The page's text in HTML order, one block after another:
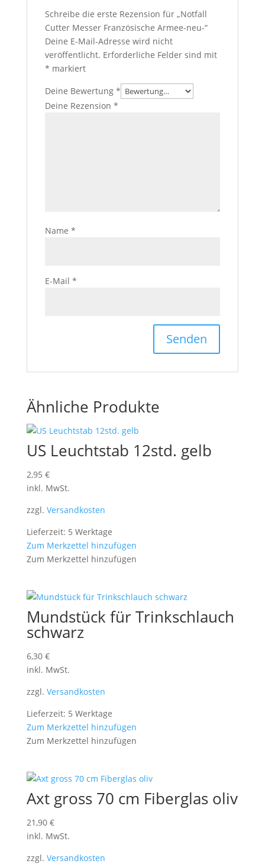
Schreibe die erste Rezension für „Notfall
Cutter Messer Französische Armee-neu-“
Deine E-Mail-Adresse wird nicht
veröffentlicht. Erforderliche Felder sind mit
* markiert
Deine Bewertung *
Deine Rezension *
Name *
E-Mail *
Ähnliche Produkte
US Leuchtstab 12std. gelb
2,95 €
inkl. MwSt.
zzgl. Versandkosten
Lieferzeit: 5 Werktage
Zum Merkzettel hinzufügen
Zum Merkzettel hinzufügen
Mundstück für Trinkschlauch
schwarz
6,30 €
inkl. MwSt.
zzgl. Versandkosten
Lieferzeit: 5 Werktage
Zum Merkzettel hinzufügen
Zum Merkzettel hinzufügen
Axt gross 70 cm Fiberglas oliv
21,90 €
inkl. MwSt.
zzgl. Versandkosten